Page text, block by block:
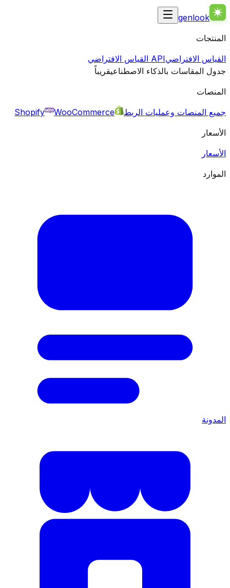
genlook
المنتجات
القياس الافتراضيAPI القياس الافتراضي
جدول المقاسات بالذكاء الاصطناعيقريباً
المنصات
جميع المنصات وعمليات الربط
Shopify
WooCommerce
الأسعار
الأسعار
الموارد
المدونة